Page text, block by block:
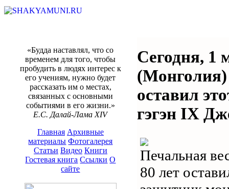
«Будда наставлял, что со
временем для того, чтобы
пробудить в людях интерес к
его учениям, нужно будет
рассказать им о местах,
связанных с основными
событиями в его жизни.»
Е.С. Далай-Лама XIV
Главная Архивные
материалы Фотогалерея
Статьи Видео Книги
Гостевая книга Ссылки О
сайте
Сегодня, 1
(Монголия)
оставил
гэгэн IX
Печальная
80 лет